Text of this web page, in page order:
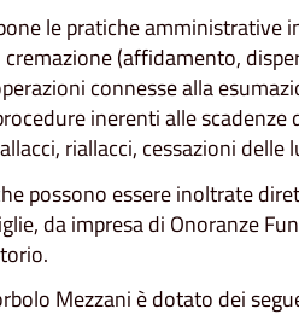
le pratiche amministrative
(affidamento,
connesse alla
inerenti alle
riallacci, cessazioni delle
possono essere inoltrate
da impresa di Onoranze
Mezzani è dotato dei